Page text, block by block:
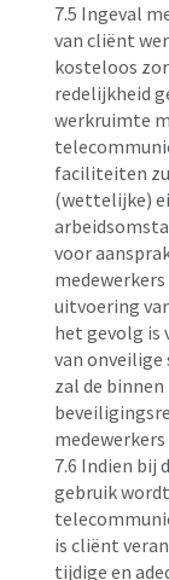
7.5 Ingeval
van cliënt
kosteloos
redelijkheid
werkruimte
faciliteiten
(wettelijke)
voor
uitvoering
het gevolg is
van
zal de
7.6 Indien bij
gebruik
is cliënt
tijdige en